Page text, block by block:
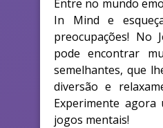
Entre no mundo
In Mind e
preocupações! No
pode encontrar
semelhantes, que
diversão e
Experimente agora
jogos mentais!